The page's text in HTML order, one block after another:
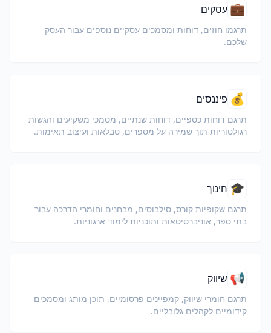
💼 עסקים
תרגמו חוזים, דוחות ומסמכים עסקיים נוספים עבור העסק
שלכם.
💰 פיננסים
תרגם דוחות כספיים, דוחות שנתיים, מסמכי משקיעים והגשות
רגולטוריות תוך שמירה על מספרים, טבלאות ועיצוב תאימות.
🎓 חינוך
תרגם שקופיות קורס, סילבוסים, מבחנים וחומרי הדרכה עבור
בתי ספר, אוניברסיטאות ותוכניות לימוד ארגוניות.
📢 שיווק
תרגם חומרי שיווק, קמפיינים פרסומיים, תוכן מותג ומסמכים
קידומיים לקהלים גלובליים.